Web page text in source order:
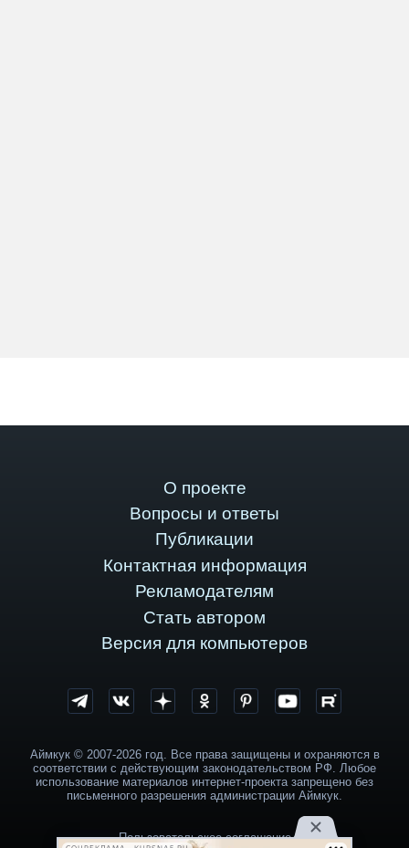
О проекте
Вопросы и ответы
Публикации
Контактная информация
Рекламодателям
Стать автором
Версия для компьютеров
Аймкук © 2007-2026 год. Все права защищены и охраняются в
соответствии с действующим законодательством РФ. Любое
использование материалов интернет-проекта запрещено без
письменного разрешения администрации Аймкук.
Пользовательское соглашение